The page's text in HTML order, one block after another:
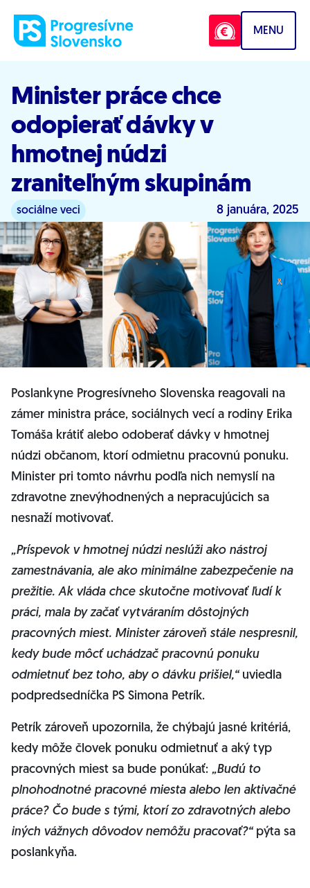
MENU
Minister práce chce
odopierať dávky v
hmotnej núdzi
zraniteľným skupinám
sociálne veci 8 januára, 2025
Poslankyne Progresívneho Slovenska reagovali na
zámer ministra práce, sociálnych vecí a rodiny Erika
Tomáša krátiť alebo odoberať dávky v hmotnej
núdzi občanom, ktorí odmietnu pracovnú ponuku.
Minister pri tomto návrhu podľa nich nemyslí na
zdravotne znevýhodnených a nepracujúcich sa
nesnaží motivovať.
„Príspevok v hmotnej núdzi neslúži ako nástroj
zamestnávania, ale ako minimálne zabezpečenie na
prežitie. Ak vláda chce skutočne motivovať ľudí k
práci, mala by začať vytváraním dôstojných
pracovných miest. Minister zároveň stále nespresnil,
kedy bude môcť uchádzač pracovnú ponuku
odmietnuť bez toho, aby o dávku prišiel,“ uviedla
podpredsedníčka PS Simona Petrík.
Petrík zároveň upozornila, že chýbajú jasné kritériá,
kedy môže človek ponuku odmietnuť a aký typ
pracovných miest sa bude ponúkať: „Budú to
plnohodnotné pracovné miesta alebo len aktivačné
práce? Čo bude s tými, ktorí zo zdravotných alebo
iných vážnych dôvodov nemôžu pracovať?“ pýta sa
poslankyňa.